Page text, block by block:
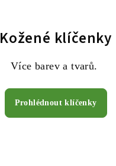
Kožené klíčenky
Více barev a tvarů.
Prohlédnout klíčenky